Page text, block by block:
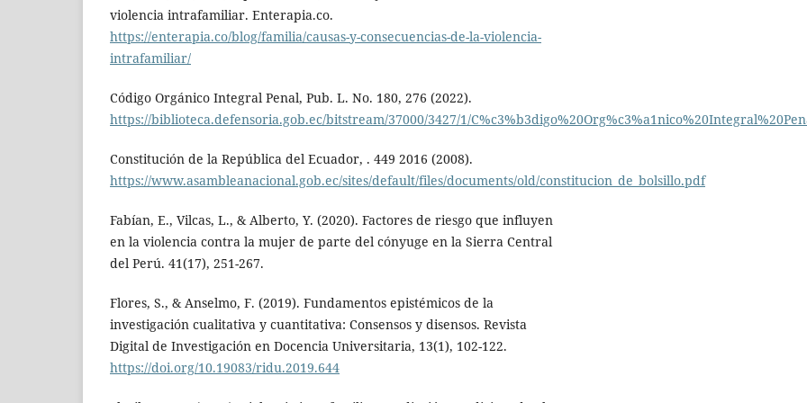
violencia intrafamiliar. Enterapia.co.
https://enterapia.co/blog/familia/causas-y-consecuencias-de-la-violencia-
intrafamiliar/
Código Orgánico Integral Penal, Pub. L. No. 180, 276 (2022).
https://biblioteca.defensoria.gob.ec/bitstream/37000/3427/1/
Constitución de la República del Ecuador, . 449 2016 (2008).
https://www.asambleanacional.gob.ec/sites/default/files/documents/old/constitucion_de_bolsillo.pdf
Fabían, E., Vilcas, L., & Alberto, Y. (2020). Factores de riesgo que influyen
en la violencia contra la mujer de parte del cónyuge en la Sierra Central
del Perú. 41(17), 251-267.
Flores, S., & Anselmo, F. (2019). Fundamentos epistémicos de la
investigación cualitativa y cuantitativa: Consensos y disensos. Revista
Digital de Investigación en Docencia Universitaria, 13(1), 102-122.
https://doi.org/10.19083/ridu.2019.644